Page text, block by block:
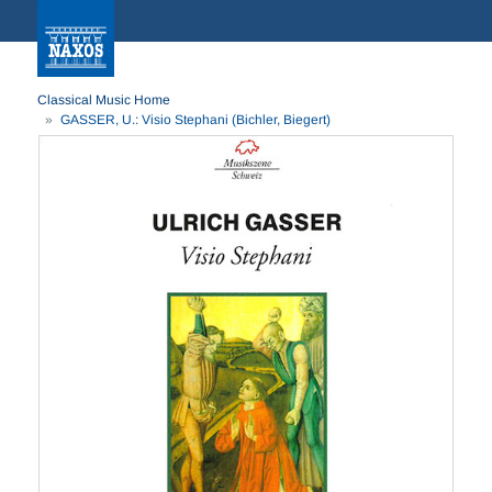
Classical Music Home
GASSER, U.: Visio Stephani (Bichler, Biegert)